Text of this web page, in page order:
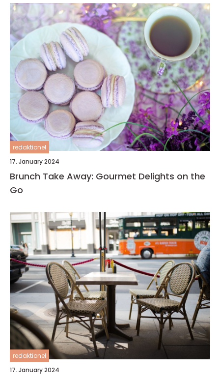
redaktionel
17. January 2024
Brunch Take Away: Gourmet Delights on the
Go
redaktionel
17. January 2024